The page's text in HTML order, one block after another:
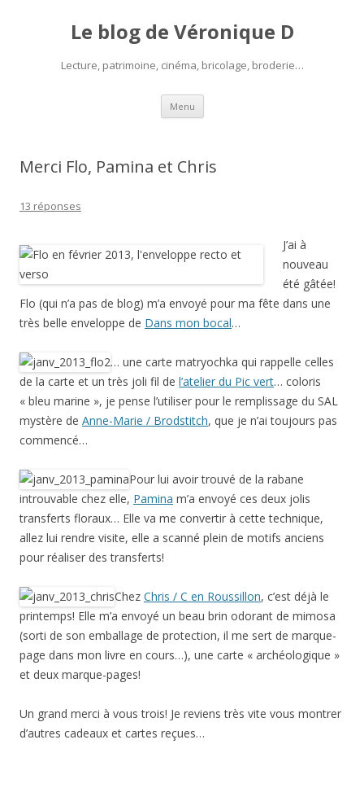
Le blog de Véronique D
Lecture, patrimoine, cinéma, bricolage, broderie…
Menu Aller
contenu
Merci Flo, Pamina et Chris
13 réponses
J’ai à
nouveau
été gâtée!
Flo (qui n’a pas de blog) m’a envoyé pour ma fête dans une
très belle enveloppe de Dans mon bocal…
… une carte matryochka qui rappelle celles
de la carte et un très joli fil de l’atelier du Pic vert… coloris
« bleu marine », je pense l’utiliser pour le remplissage du SAL
mystère de Anne-Marie / Brodstitch, que je n’ai toujours pas
commencé…
Pour lui avoir trouvé de la rabane
introuvable chez elle, Pamina m’a envoyé ces deux jolis
transferts floraux… Elle va me convertir à cette technique,
allez lui rendre visite, elle a scanné plein de motifs anciens
pour réaliser des transferts!
Chez Chris / C en Roussillon, c’est déjà le
printemps! Elle m’a envoyé un beau brin odorant de mimosa
(sorti de son emballage de protection, il me sert de marque-
page dans mon livre en cours…), une carte « archéologique »
et deux marque-pages!
Un grand merci à vous trois! Je reviens très vite vous montrer
d’autres cadeaux et cartes reçues…